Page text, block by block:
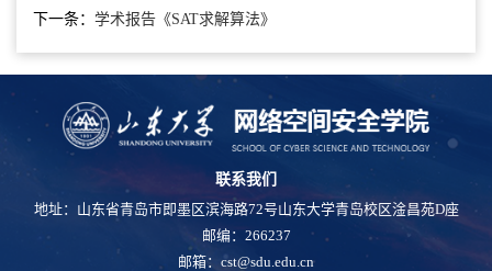
下一条： 学术报告《SAT求解算法》
联系我们
地址：山东省青岛市即墨区滨海路72号山东大学青岛校区淦昌苑D座
邮编：266237
邮箱：cst@sdu.edu.cn